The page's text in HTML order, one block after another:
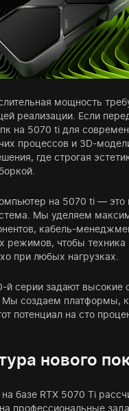
мощность
реализации. Если
на 5070 ti для
процессов и 3D-
где строгая
на 5070 ti — это
Мы уделяем
кабель-
режимов, чтобы техника
при любых нагрузках.
й серии задают высокие
Мы создаем платформы,
потенциал на сто
нового
базе RTX 5070 Ti
профессиональные